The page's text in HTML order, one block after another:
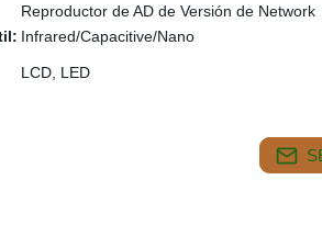
Reproductor de AD de Versión de Network
Infrared/Capacitive/Nano
LCD, LED